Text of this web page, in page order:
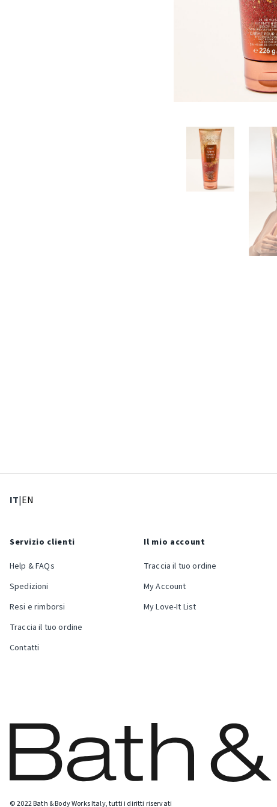
IT: Lingua corrente
|EN
Servizio clienti
Help & FAQs
Spedizioni
Resi e rimborsi
Traccia il tuo ordine
Contatti
Il mio account
Traccia il tuo ordine
My Account
My Love-It List
© 2022 Bath & Body Works Italy, tutti i diritti riservati